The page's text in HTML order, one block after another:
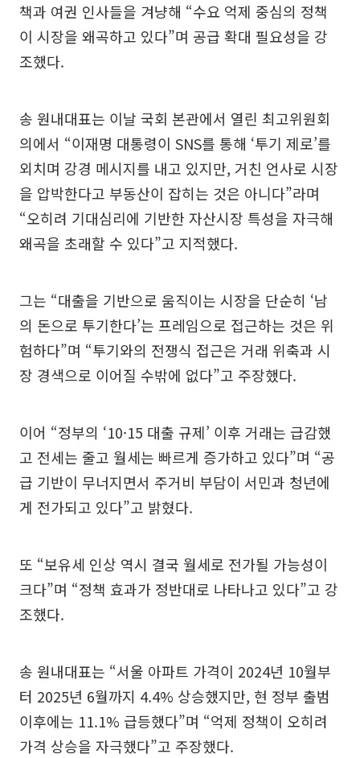
책과 여권 인사들을 겨냥해 “수요 억제 중심의 정책
이 시장을 왜곡하고 있다”며 공급 확대 필요성을 강
조했다.
송 원내대표는 이날 국회 본관에서 열린 최고위원회
의에서 “이재명 대통령이 SNS를 통해 ‘투기 제로’를
외치며 강경 메시지를 내고 있지만, 거친 언사로 시장
을 압박한다고 부동산이 잡히는 것은 아니다”라며
“오히려 기대심리에 기반한 자산시장 특성을 자극해
왜곡을 초래할 수 있다”고 지적했다.
그는 “대출을 기반으로 움직이는 시장을 단순히 ‘남
의 돈으로 투기한다’는 프레임으로 접근하는 것은 위
험하다”며 “투기와의 전쟁식 접근은 거래 위축과 시
장 경색으로 이어질 수밖에 없다”고 주장했다.
이어 “정부의 ‘10·15 대출 규제’ 이후 거래는 급감했
고 전세는 줄고 월세는 빠르게 증가하고 있다”며 “공
급 기반이 무너지면서 주거비 부담이 서민과 청년에
게 전가되고 있다”고 밝혔다.
또 “보유세 인상 역시 결국 월세로 전가될 가능성이
크다”며 “정책 효과가 정반대로 나타나고 있다”고 강
조했다.
송 원내대표는 “서울 아파트 가격이 2024년 10월부
터 2025년 6월까지 4.4% 상승했지만, 현 정부 출범
이후에는 11.1% 급등했다”며 “억제 정책이 오히려
가격 상승을 자극했다”고 주장했다.